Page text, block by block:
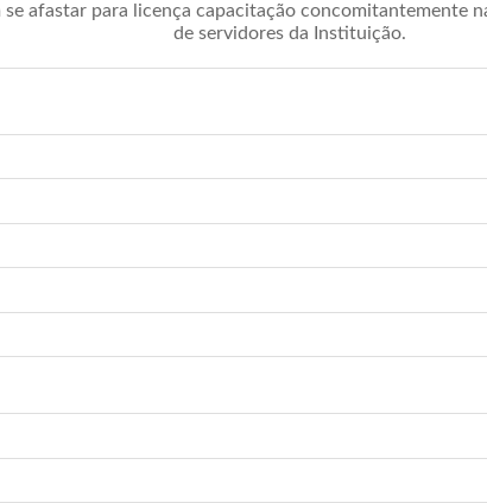
afastar para licença capacitação concomitantemente
de servidores da Instituição.